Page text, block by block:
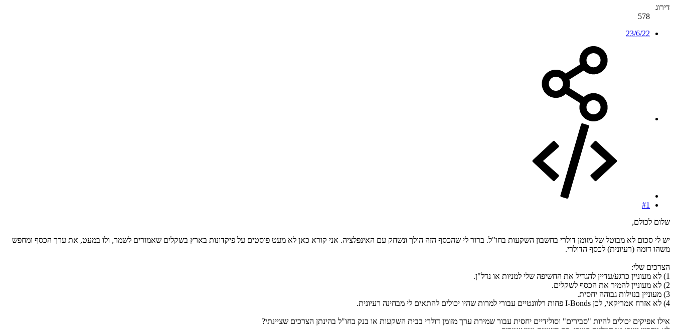
דירוג
578
23/6/22
#1
שלום לכולם,
יש לי סכום לא מבוטל של מזומן דולרי בחשבון השקעות בחו"ל. ברור לי שהכסף הזה הולך ונשחק עם האינפלציה. אני קורא כאן לא מעט פוסטים על פיקדונות בארץ בשקלים שאמורים לשמר, ולו במעט, את ערך הכסף ומחפש
משהו דומה (רעיונית) לכסף הדולרי.
הצרכים שלי:
1) לא מעוניין כרגע/עדיין להגדיל את החשיפה שלי למניות או נדל"ן.
2) לא מעוניין להמיר את הכסף לשקלים.
3) מעוניין בנזילות גבוהה יחסית.
4) לא אזרח אמריקאי, לכן I-Bonds פחות רלוונטיים עבורי למרות שהיו יכולים להתאים לי מבחינה רעיונית.
אילו אפיקים יכולים להיות "סבירים" וסולידיים יחסית עבור שמירת ערך מזומן דולרי בבית השקעות או בנק בחו"ל בהינתן הצרכים שציינתי?